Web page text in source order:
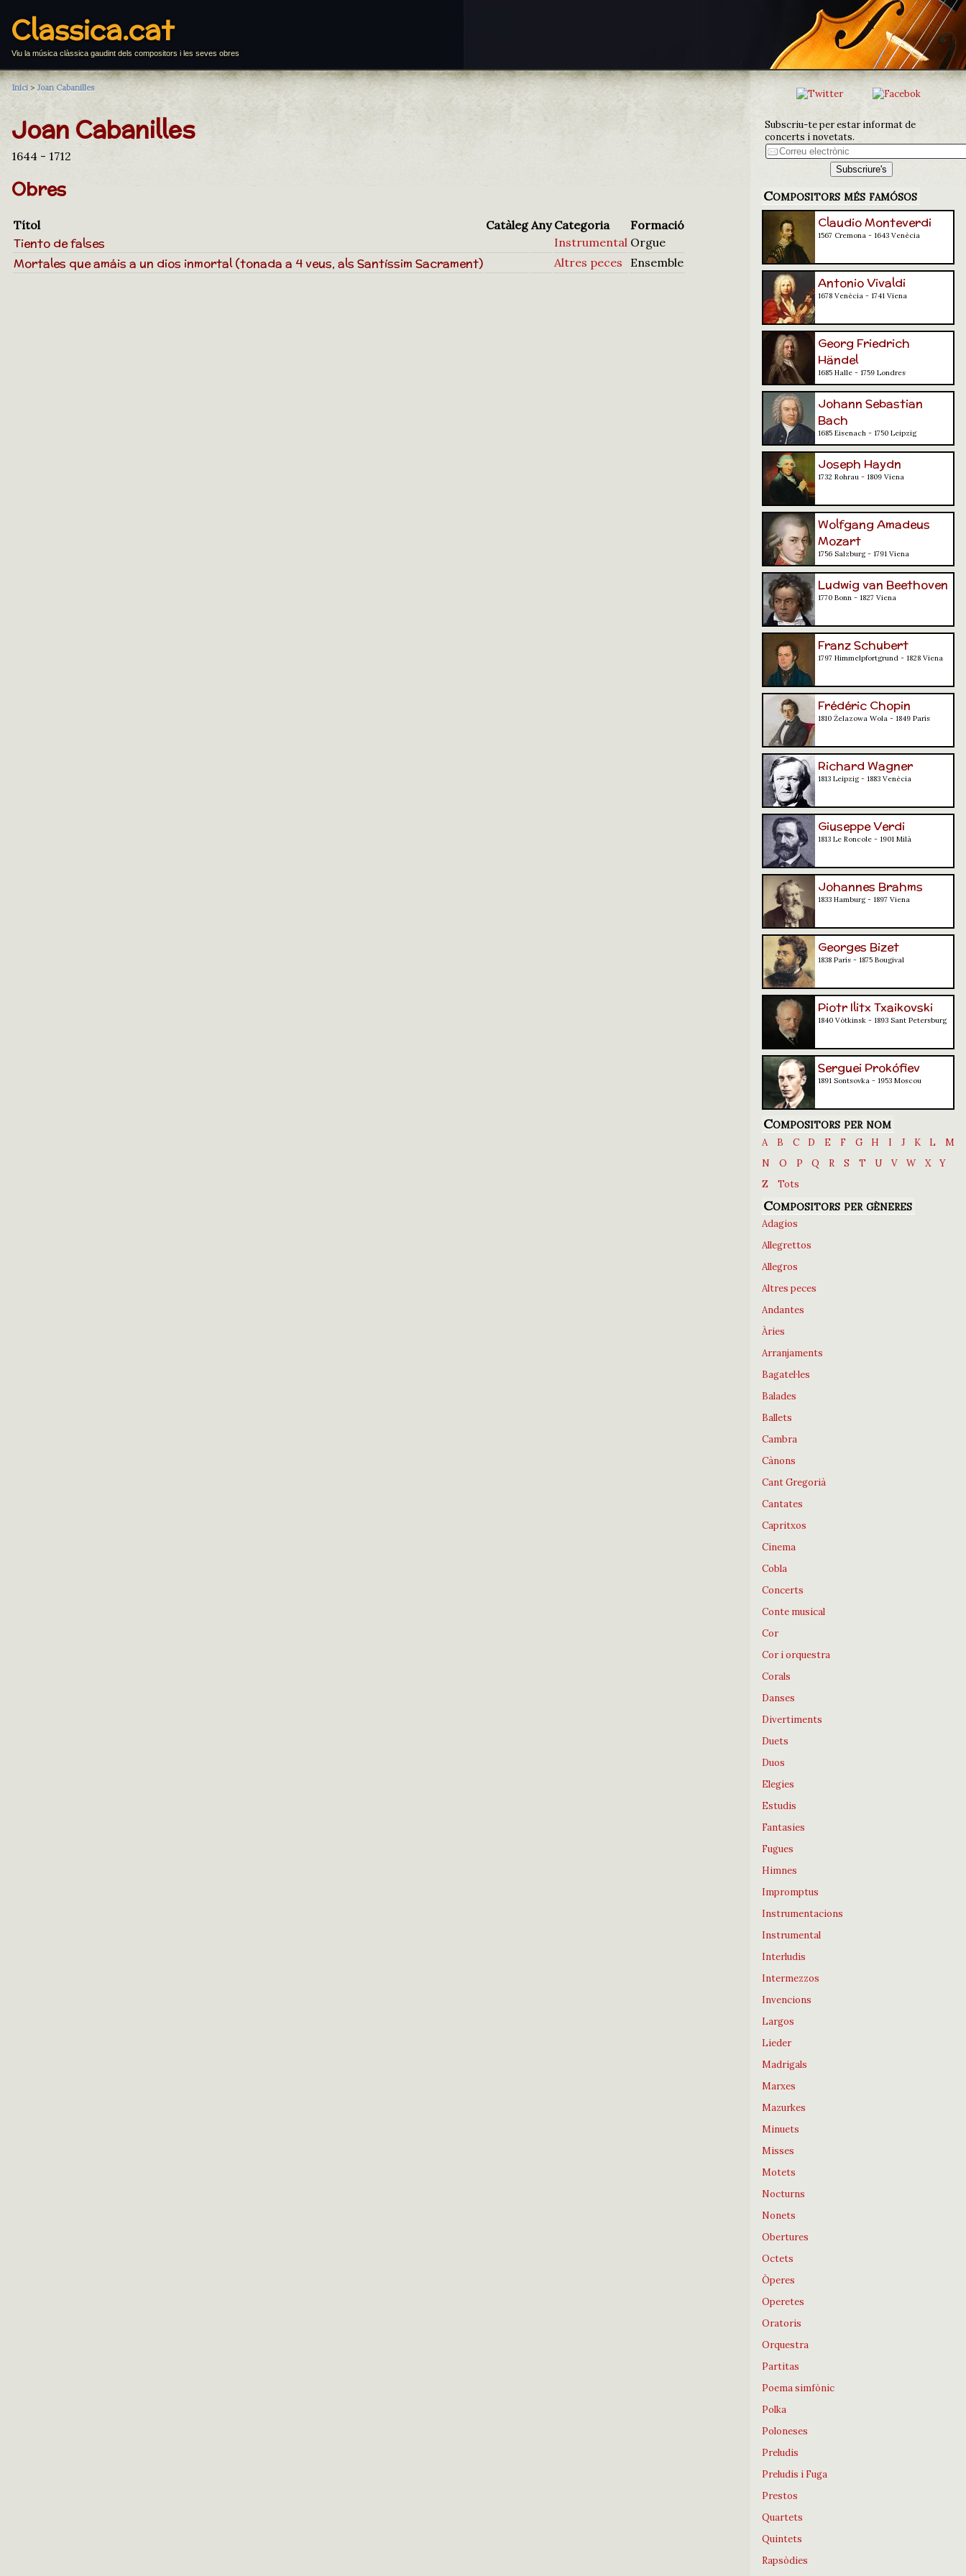
Classica.cat
Viu la música clàssica gaudint dels compositors i les seves obres
Inici > Joan Cabanilles
Joan Cabanilles
1644 - 1712
Obres
Títol Catàleg Any Categoria Formació
Tiento de falses Instrumental Orgue
Mortales que amáis a un dios inmortal (tonada a 4 veus, als Santíssim Sacrament) Altres peces Ensemble
Subscriu-te per estar informat de
concerts i novetats.
Compositors més famósos
Claudio Monteverdi
1567 Cremona - 1643 Venècia
Antonio Vivaldi
1678 Venècia - 1741 Viena
Georg Friedrich
Händel
1685 Halle - 1759 Londres
Johann Sebastian
Bach
1685 Eisenach - 1750 Leipzig
Joseph Haydn
1732 Rohrau - 1809 Viena
Wolfgang Amadeus
Mozart
1756 Salzburg - 1791 Viena
Ludwig van Beethoven
1770 Bonn - 1827 Viena
Franz Schubert
1797 Himmelpfortgrund - 1828 Viena
Frédéric Chopin
1810 Żelazowa Wola - 1849 París
Richard Wagner
1813 Leipzig - 1883 Venècia
Giuseppe Verdi
1813 Le Roncole - 1901 Milà
Johannes Brahms
1833 Hamburg - 1897 Viena
Georges Bizet
1838 París - 1875 Bougival
Piotr Ilitx Txaikovski
1840 Vótkinsk - 1893 Sant Petersburg
Serguei Prokófiev
1891 Sontsovka - 1953 Moscou
Compositors per nom
A B C D E F G H I J K L
M
N
O P Q R S T U V W X
Y
Z
Tots
Compositors per gèneres
Adagios
Allegrettos
Allegros
Altres peces
Andantes
Àries
Arranjaments
Bagatel·les
Balades
Ballets
Cambra
Cànons
Cant Gregorià
Cantates
Capritxos
Cinema
Cobla
Concerts
Conte musical
Cor
Cor i orquestra
Corals
Danses
Divertiments
Duets
Duos
Elegies
Estudis
Fantasies
Fugues
Himnes
Impromptus
Instrumentacions
Instrumental
Interludis
Intermezzos
Invencions
Largos
Lieder
Madrigals
Marxes
Mazurkes
Minuets
Misses
Motets
Nocturns
Nonets
Obertures
Octets
Òperes
Operetes
Oratoris
Orquestra
Partitas
Poema simfònic
Polka
Poloneses
Preludis
Preludis i Fuga
Prestos
Quartets
Quintets
Rapsòdies